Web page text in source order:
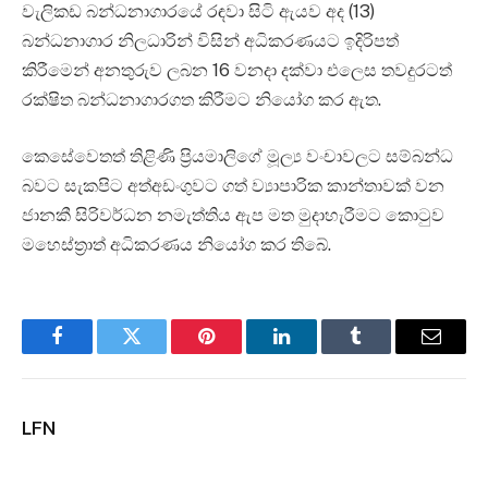
වැලිකඩ බන්ධනාගාරයේ රඳවා සිටි ඇයව අද (13)
බන්ධනාගාර නිලධාරින් විසින් අධිකරණයට ඉදිරිපත්
කිරීමෙන් අනතුරුව ලබන 16 වනදා දක්වා එලෙස තවදුරටත්
රක්ෂිත බන්ධනාගාරගත කිරීමට නියෝග කර ඇත.
කෙසේවෙතත් තිළිණි ප්‍රියමාලිගේ මූල්‍ය වංචාවලට සම්බන්ධ
බවට සැකපිට අත්අඩංගුවට ගත් ව්‍යාපාරික කාන්තාවක් වන
ජානකී සිරිවර්ධන නමැත්තිය ඇප මත මුදාහැරීමට කොටුව
මහෙස්ත්‍රාත් අධිකරණය නියෝග කර තිබේ.
FacebookTwitter Pinterest LinkedInTumblr Email
LFN